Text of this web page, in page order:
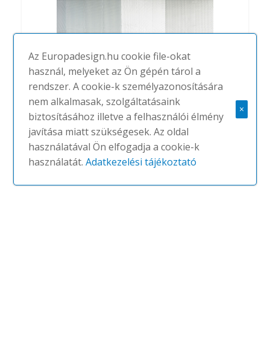
Longo moduláris ülőbútor
ACTIU
Az Europadesign.hu cookie file-okat
használ, melyeket az Ön gépén tárol a
rendszer. A cookie-k személyazonosítására
nem alkalmasak, szolgáltatásaink
biztosításához illetve a felhasználói élmény
javítása miatt szükségesek. Az oldal
használatával Ön elfogadja a cookie-k
használatát.Adatkezelési tájékoztató
×